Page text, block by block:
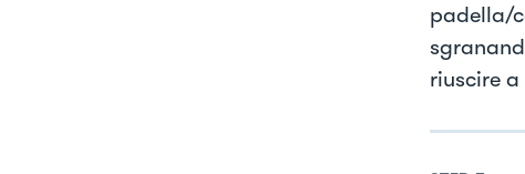
padella/
riuscire